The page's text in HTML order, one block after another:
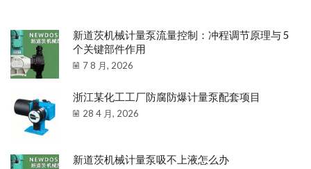
新道茨机械计量泵流量控制：冲程调节原理与 5
个关键部件作用
7 8 月, 2026
浙江某化工工厂防腐防爆计量泵配套项目
28 4 月, 2026
新道茨机械计量泵吸不上液怎么办